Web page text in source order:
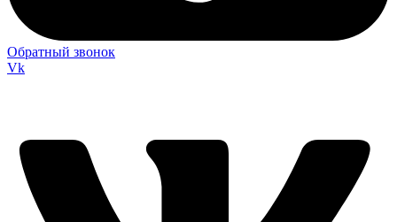
Обратный звонок
Vk